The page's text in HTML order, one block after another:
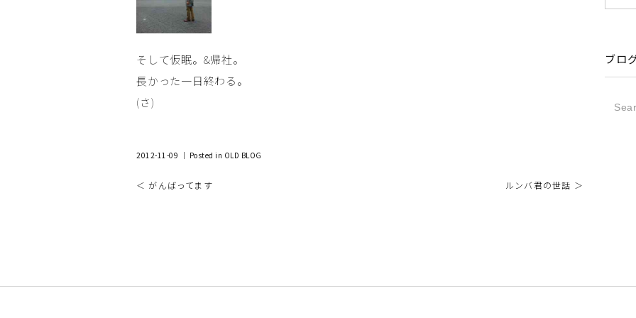
そして仮眠。&帰社。
長かった一日終わる。
(さ)
2012-11-09 ｜ Posted in OLD BLOG
＜ がんばってます ルンバ君の世話 ＞
ブロ